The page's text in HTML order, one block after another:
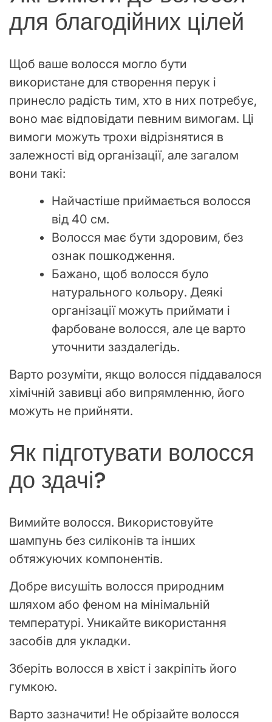
для благодійних цілей
Щоб ваше волосся могло бути
використане для створення перук і
принесло радість тим, хто в них потребує,
воно має відповідати певним вимогам. Ці
вимоги можуть трохи відрізнятися в
залежності від організації, але загалом
вони такі:
Найчастіше приймається волосся
від 40 см.
Волосся має бути здоровим, без
ознак пошкодження.
Бажано, щоб волосся було
натурального кольору. Деякі
організації можуть приймати і
фарбоване волосся, але це варто
уточнити заздалегідь.
Варто розуміти, якщо волосся піддавалося
хімічній завивці або випрямленню, його
можуть не прийняти.
Як підготувати волосся
до здачі?
Вимийте волосся. Використовуйте
шампунь без силіконів та інших
обтяжуючих компонентів.
Добре висушіть волосся природним
шляхом або феном на мінімальній
температурі. Уникайте використання
засобів для укладки.
Зберіть волосся в хвіст і закріпіть його
гумкою.
Варто зазначити! Не обрізайте волосся